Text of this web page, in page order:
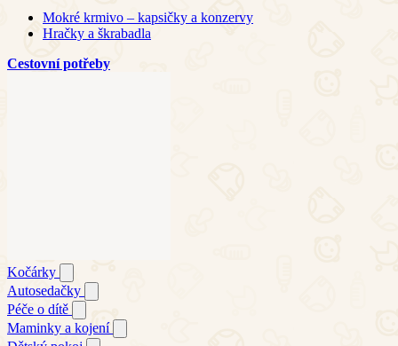
Mokré krmivo – kapsičky a konzervy
Hračky a škrabadla
Cestovní potřeby
Kočárky
Autosedačky
Péče o dítě
Maminky a kojení